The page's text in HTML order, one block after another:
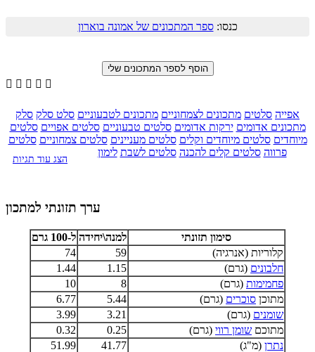
כנסו:ספר המתכונים של אמונה בוארון
    
אפייה סלטים מתכונים לצמחוניים מתכונים לטבעוניים סלט סלק סלק
מתכונים אדומים ירקות אדומים סלטים טבעוניים סלטים אפויים סלטים
מיוחדים סלטים מיוחדים וקלים סלטים מעניינים סלטים צמחוניים סלטים
פרווה סלטים קלים להכנה סלטים לשבת לימון
הצג עוד תגיות
ערך תזונתי למתכון
סימון תזונתי למנה\יחידה ל-100 גרם
קלוריות (אנרגיה)
59
74
חלבונים (גרם) 1.15
1.44
פחמימות (גרם) 8
10
מתוכן סוכרים (גרם) 5.44
6.77
שומנים (גרם) 3.21
3.99
מתוכם שומן רווי (גרם) 0.25
0.32
נתרן (מ"ג) 41.77
51.99